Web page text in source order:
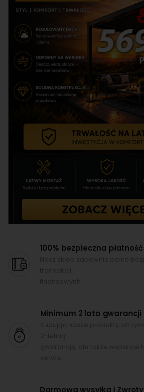
100% bezpieczna płatność
Minimum 2 lata gwarancji
Darmowa wysyłka i Zwroty